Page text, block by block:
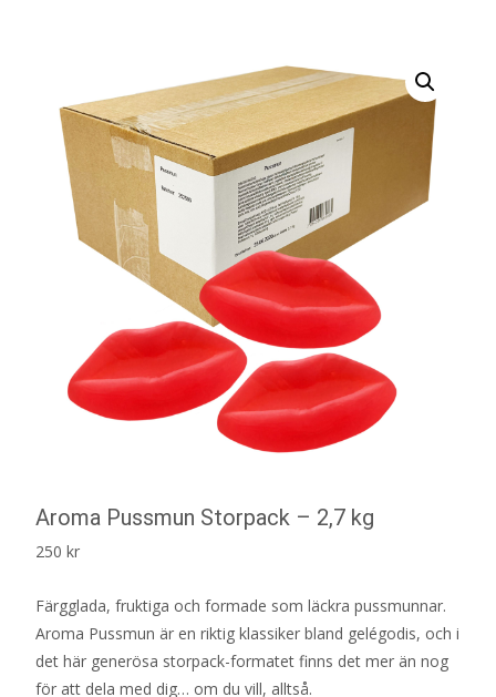
Aroma Pussmun Storpack – 2,7 kg
250 kr
Färgglada, fruktiga och formade som läckra pussmunnar.
Aroma Pussmun är en riktig klassiker bland gelégodis, och i
det här generösa storpack-formatet finns det mer än nog
för att dela med dig… om du vill, alltså.